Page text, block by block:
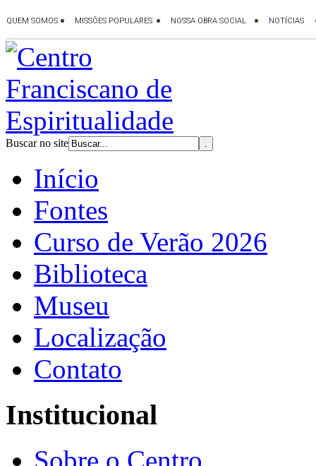
Buscar no site
Início
Fontes
Curso de Verão 2026
Biblioteca
Museu
Localização
Contato
Institucional